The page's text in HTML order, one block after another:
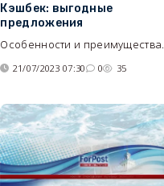
Кэшбек: выгодные
предложения
Особенности и преимущества.
21/07/2023 07:30 0 35